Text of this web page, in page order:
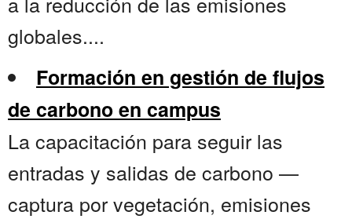
globales....
Formación en gestión de flujos
de carbono en campus
La capacitación para seguir las
entradas y salidas de carbono —
captura por vegetación, emisiones